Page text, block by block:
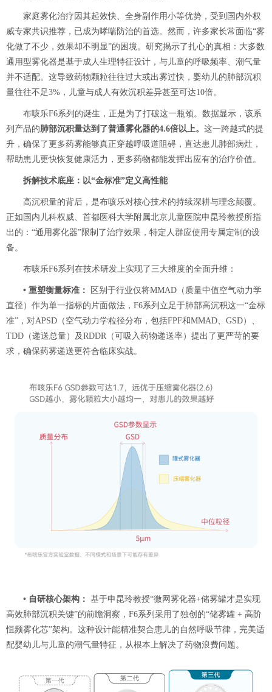
家庭雾化治疗因其起效快、全身副作用小等优势，受到国内外权
威专家共识推荐，已成为哮喘防治的首选。然而，许多家长常面临“雾
化做了不少，效果却不明显”的困境。研究揭示了扎心的真相：大多数
通用型雾化器是基于成人生理特征设计，与儿童的呼吸频率、潮气量
并不适配。这导致药物颗粒往往过大或出雾过快，婴幼儿的肺部沉积
量往往不足3%，儿童与成人有效沉积差异甚至可达10倍。
布咳乐F6系列的诞生，正是为了打破这一瓶颈。数据显示，该系
列产品的肺部沉积量达到了普通雾化器的4.6倍以上。 这一跨越式的提
升，确保了更多药雾能够真正穿越呼吸道阻碍，直达患儿肺部病灶，
帮助患儿更快恢复健康活力，更多药物都能发挥出应有的治疗价值。
拆解技术底座：以“金标准”定义高性能
高沉积量的背后，是布咳乐对核心技术的持续深耕与理念颠覆。
正如国内儿科权威、首都医科大学附属北京儿童医院申昆玲教授所指
出的：“通用雾化器”限制了治疗效果，特定人群应使用专属定制的设
备。
布咳乐F6系列在技术研发上实现了三大维度的全面升维：
• 重塑衡量标准：
区别于行业仅将MMAD（质量中值空气动力学
直径）作为单一指标的片面做法，F6系列立足于肺部高沉积这一“金标
准”，对APSD（空气动力学粒径分布，包括FPF和MMAD、GSD）、
TDD（递送总量）及RDDR（可吸入药物递送率）提出了更严苛的要
求，确保药雾递送更符合临床实战。
• 自研核心架构： 基于申昆玲教授“微网雾化器+储雾罐才是实现
高效肺部沉积关键”的前瞻洞察，F6系列采用了独创的“储雾罐 + 高阶
恒频雾化芯”架构。这种设计能精准契合患儿的自然呼吸节律，完美适
配婴幼儿与儿童的潮气量特征，从根本上解决了药物浪费问题。